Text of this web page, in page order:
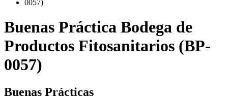
Buenas Práctica Bodega de
Productos Fitosanitarios (BP-
0057)
Buenas Prácticas